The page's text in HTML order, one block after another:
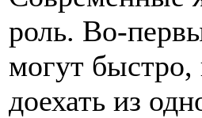
роль. Во-
могут быстро,
доехать из